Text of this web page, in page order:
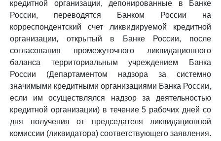
кредитной организации, депонированные в Банке
России, переводятся Банком России на
корреспондентский счет ликвидируемой кредитной
организации, открытый в Банке России, после
согласования промежуточного ликвидационного
баланса территориальным учреждением Банка
России (Департаментом надзора за системно
значимыми кредитными организациями Банка России,
если им осуществлялся надзор за деятельностью
кредитной организации) в течение 5 рабочих дней со
дня получения от председателя ликвидационной
комиссии (ликвидатора) соответствующего заявления.